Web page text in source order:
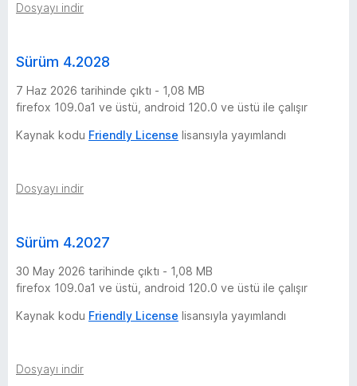
o
u
r
c
e
o
r
Y
o
Dosyayı indir
Sürüm 4.2028
7 Haz 2026 tarihinde çıktı - 1,08 MB
firefox 109.0a1 ve üstü, android 120.0 ve üstü ile çalışır
Kaynak kodu Friendly License lisansıyla yayımlandı
Dosyayı indir
Sürüm 4.2027
30 May 2026 tarihinde çıktı - 1,08 MB
firefox 109.0a1 ve üstü, android 120.0 ve üstü ile çalışır
Kaynak kodu Friendly License lisansıyla yayımlandı
Dosyayı indir